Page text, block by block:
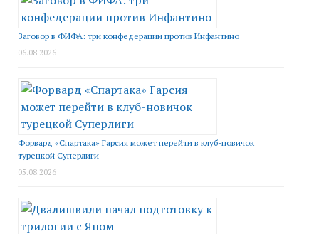
Заговор в ФИФА: три конфедерации против Инфантино
06.08.2026
Форвард «Спартака» Гарсия может перейти в клуб-новичок
турецкой Суперлиги
05.08.2026